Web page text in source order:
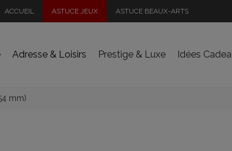
ACCUEIL ASTUCE JEUX ASTUCE BEAUX-ARTS
Adresse & Loisirs Prestige & Luxe Idées
mm)